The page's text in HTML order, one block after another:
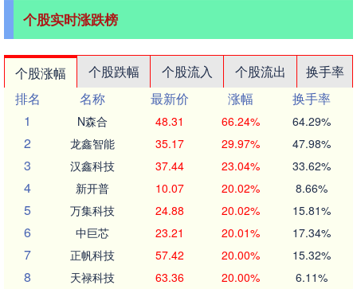
个股实时涨跌榜
个股涨幅 个股跌幅 个股流入 个股流出
换手率
排名
名称 最新价 涨幅
换手率
1
N森合 48.31 66.24% 64.29%
2 龙鑫智能 35.17 29.97% 47.98%
3 汉鑫科技 37.44 23.04% 33.62%
4 新开普 10.07 20.02% 8.66%
5 万集科技 24.88 20.02% 15.81%
6 中巨芯 23.21 20.01% 17.34%
7 正帆科技 57.42 20.00% 15.32%
8 天禄科技 63.36 20.00% 6.11%